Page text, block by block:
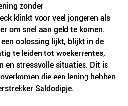
zonder
klinkt voor veel jongeren als
om snel aan geld te komen.
oplossing lijkt, blijkt in de
te leiden tot woekerrentes,
en stressvolle situaties. Dit is
die een lening hebben
Saldodipje.